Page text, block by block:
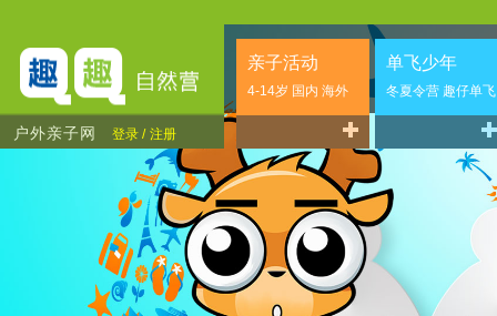
亲子活动
4-14岁 国内 海外
单飞少年
冬夏令营 趣仔单飞
户外亲子网 登录 / 注册